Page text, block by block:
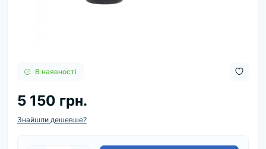
В наявності
5 150 грн.
Знайшли дешевше?